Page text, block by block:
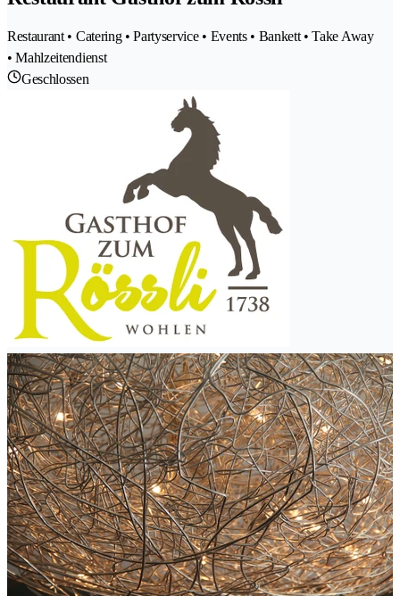
Restaurant • Catering • Partyservice • Events • Bankett • Take Away
• Mahlzeitendienst
Geschlossen